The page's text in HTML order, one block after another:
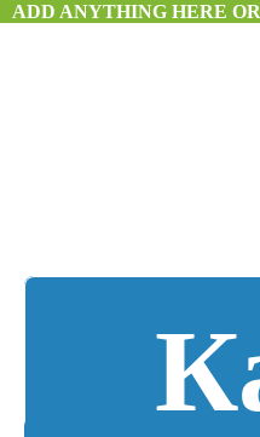
ADD ANYTHING HERE